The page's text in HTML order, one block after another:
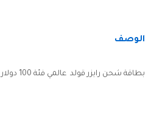
الوصف
بطاقة شحن رايزر قولد عالمي فئة 100 دولار